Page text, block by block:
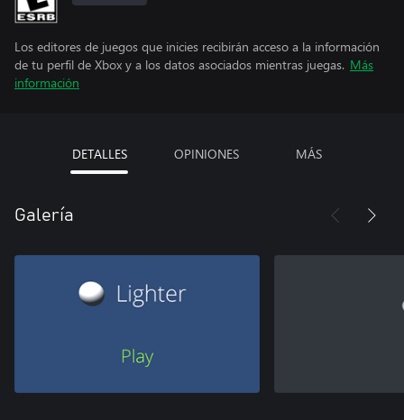
Los editores de juegos que inicies recibirán acceso a la información
de tu perfil de Xbox y a los datos asociados mientras juegas. Más
información
DETALLES OPINIONES MÁS
Galería